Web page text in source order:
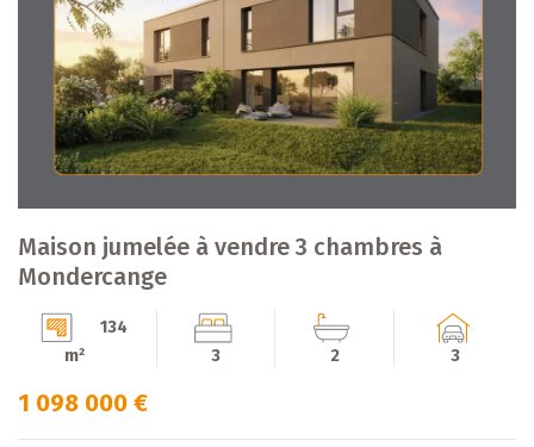
Maison jumelée à vendre 3 chambres à
Mondercange
134
m²
3 2 3
1 098 000 €